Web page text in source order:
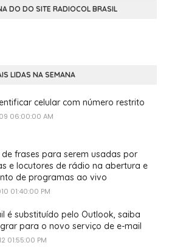
DO DO SITE RADIOCOL BRASIL
LIDAS NA SEMANA
celular com número restrito
06:00:00 AM
de frases para serem usadas por
e locutores de rádio na abertura e
de programas ao vivo
01:40:00 PM
é substituído pelo Outlook, saiba
para o novo serviço de e-mail
01:55:00 PM